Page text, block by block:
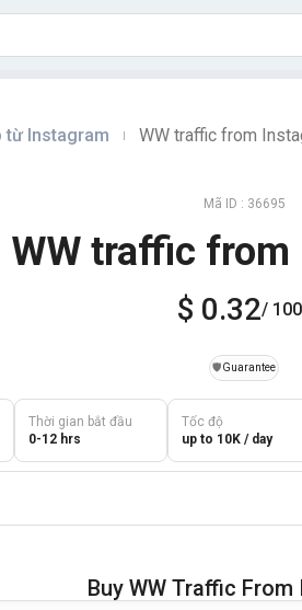
từ Instagram WW traffic from
Mã ID : 36695
WW traffic from
$ 0.32/
️🛡️Guarantee
Thời gian bắt đầu
0-12 hrs
Tốc độ
up to 10K / day
Buy WW Traffic